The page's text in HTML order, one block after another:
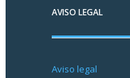
AVISO LEGAL
Aviso legal